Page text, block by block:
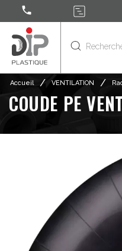
call
Accueil / VENTILATION /
COUDE PE